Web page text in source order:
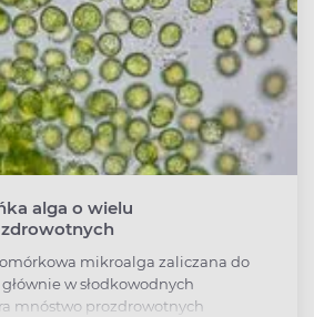
alga o wielu
mikroalga zaliczana do
w słodkowodnych
mnóstwo prozdrowotnych